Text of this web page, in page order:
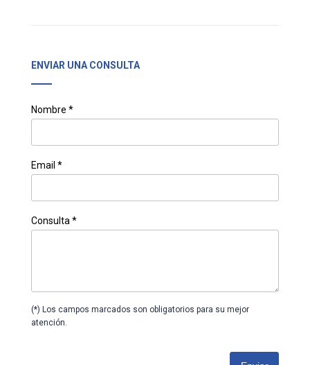
ENVIAR UNA CONSULTA
Nombre *
Email *
Consulta *
(*) Los campos marcados son obligatorios para su mejor
atención.